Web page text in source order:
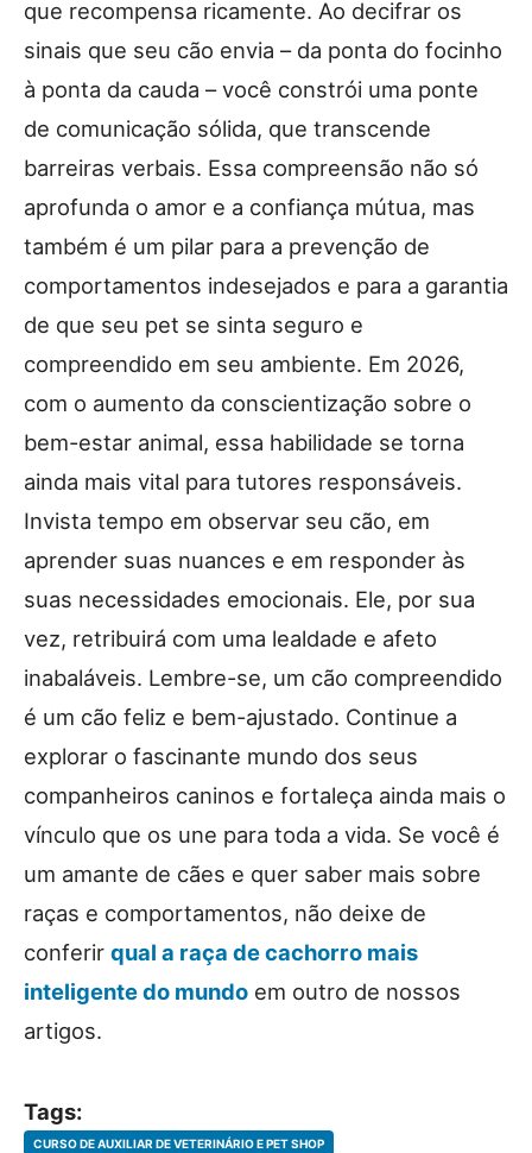
que recompensa ricamente. Ao decifrar os
sinais que seu cão envia – da ponta do focinho
à ponta da cauda – você constrói uma ponte
de comunicação sólida, que transcende
barreiras verbais. Essa compreensão não só
aprofunda o amor e a confiança mútua, mas
também é um pilar para a prevenção de
comportamentos indesejados e para a garantia
de que seu pet se sinta seguro e
compreendido em seu ambiente. Em 2026,
com o aumento da conscientização sobre o
bem-estar animal, essa habilidade se torna
ainda mais vital para tutores responsáveis.
Invista tempo em observar seu cão, em
aprender suas nuances e em responder às
suas necessidades emocionais. Ele, por sua
vez, retribuirá com uma lealdade e afeto
inabaláveis. Lembre-se, um cão compreendido
é um cão feliz e bem-ajustado. Continue a
explorar o fascinante mundo dos seus
companheiros caninos e fortaleça ainda mais o
vínculo que os une para toda a vida. Se você é
um amante de cães e quer saber mais sobre
raças e comportamentos, não deixe de
conferir qual a raça de cachorro mais
inteligente do mundo em outro de nossos
artigos.
Tags:
CURSO DE AUXILIAR DE VETERINÁRIO E PET SHOP